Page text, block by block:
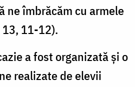
ne îmbrăcăm cu armele
11-12).
a fost organizată şi o
realizate de elevii